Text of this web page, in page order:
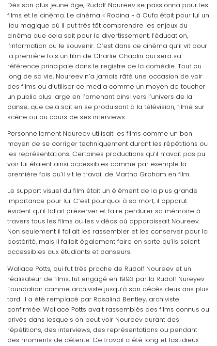
Dès son plus jeune âge, Rudolf Noureev se passionna pour les
films et le cinéma. Le cinéma « Rodina » à Oufa était pour lui un
lieu magique où il put très tôt comprendre les enjeux du
cinéma que cela soit pour le divertissement, l’éducation,
l’information ou le souvenir. C’est dans ce cinéma qu’il vit pour
la première fois un film de Charlie Chaplin qui sera sa
référence principale dans le registre de la comédie. Tout au
long de sa vie, Noureev n’a jamais râté une occasion de voir
des films ou d’utiliser ce media comme un moyen de toucher
un public plus large en l’amenant ainsi vers l’univers de la
danse, que cela soit en se produisant à la télévision, filmé sur
scène ou au cours de ses interviews.
Personnellement Noureev utilisait les films comme un bon
moyen de se corriger techniquement durant les répétitions ou
les représentations. Certaines productions qu’il n’avait pas pu
voir lui étaient ainsi accessibles comme par exemple la
première fois qu’il vit le travail de Martha Graham en film.
Le support visuel du film était un élément de la plus grande
importance pour lui. C’est pourquoi à sa mort, il apparut
évident qu’il fallait préserver et faire perdurer sa mémoire à
travers tous les films ou les vidéos où apparaissait Noureev.
Non seulement il fallait les rassembler et les conserver pour la
postérité, mais il fallait également faire en sorte qu’ils soient
accessibles aux étudiants et danseurs.
Wallace Potts, qui fut très proche de Rudolf Noureev et un
réalisateur de films, fut engagé en 1993 par la Rudolf Nureyev
Foundation comme archiviste jusqu’à son décès deux ans plus
tard. Il a été remplacé par Rosalind Bentley, archiviste
confirmée. Wallace Potts avait rassemblés des films connus ou
privés dans lesquels on peut voir Noureev durant des
répétitions, des interviews, des représentations ou pendant
des moments de détente. Ce travail a été long et fastidieux